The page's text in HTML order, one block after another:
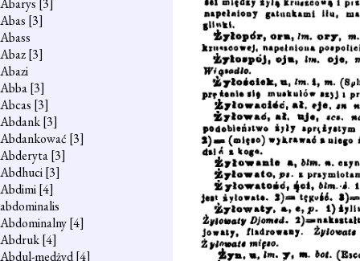
Abarys [3]
Abas [3]
Abass
Abaz[3]
Abazi
Abba[3]
Abcas [3]
Abdank[3]
Abdankować [3]
Abderyta[3]
Abdhuci[3]
Abdimi[4]
abdominalis
Abdominalny[4]
Abdruk[4]
Abdul-medżyd[4]